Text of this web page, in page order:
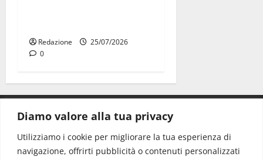
Diamo valore alla tua privacy
Utilizziamo i cookie per migliorare la tua esperienza di
navigazione, offrirti pubblicità o contenuti personalizzati
Redazione
25/07/2026
0
CONTATTI.
Redazione: redazione@www.martinasera.it